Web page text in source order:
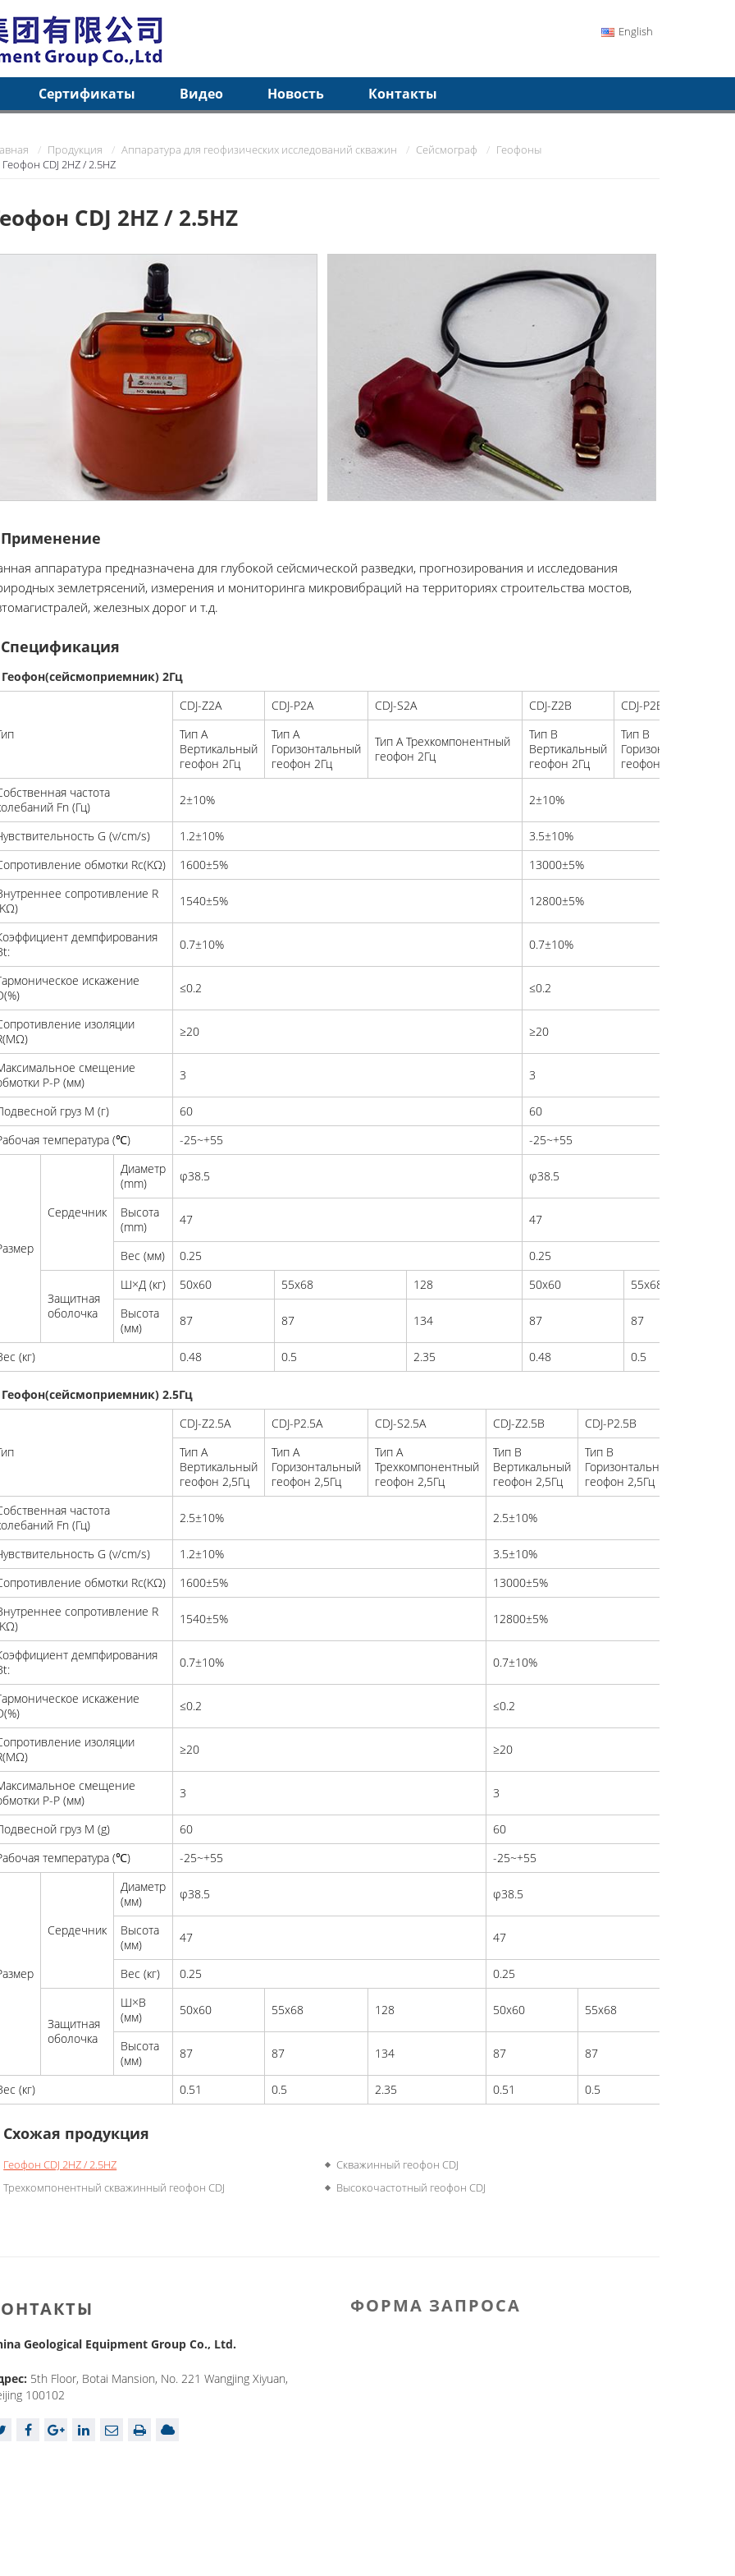
English
Сертификаты Видео Новость Контакты
Продукция Аппаратура для геофизических исследований скважин Сейсмограф
Геофоны
Геофон CDJ 2HZ / 2.5HZ
CDJ 2HZ / 2.5HZ
Применение
аппаратура предназначена для глубокой сейсмической разведки, прогнозирования и исследования
землетрясений, измерения и мониторинга микровибраций на территориях строительства мостов,
железных дорог и т.д.
Спецификация
Геофон(сейсмоприемник) 2Гц
CDJ-Z2A CDJ-P2A CDJ-S2A CDJ-Z2B CDJ-P2B
Тип A
Вертикальный
геофон 2Гц
Тип A
Горизонтальный
геофон 2Гц
Тип A Трехкомпонентный
геофон 2Гц
Тип B
Вертикальный
геофон 2Гц
Тип B
Горизонтальный
геофон 2Гц
частота
Fn (Гц)
2±10% 2±10%
G (v/cm/s) 1.2±10%
3.5±10%
обмотки Rc(KΩ)
1600±5%
13000±5%
сопротивление R
1540±5% 12800±5%
демпфирования
0.7±10% 0.7±10%
искажение
≤0.2 ≤0.2
изоляции
≥20 ≥20
смещение
P-P (мм)
3 3
груз M (г) 60
60
температура (℃)
-25~+55 -25~+55
Сердечник
Диаметр
(mm)
φ38.5 φ38.5
Высота
(mm)
47 47
Вес (мм) 0.25 0.25
Защитная
оболочка
Ш×Д (кг) 50x60 55x68 128 50x60
55x68
Высота
(мм)
87 87 134 87 87
(кг) 0.48 0.5 2.35 0.48 0.5
Геофон(сейсмоприемник) 2.5Гц
CDJ-Z2.5A CDJ-P2.5A CDJ-S2.5A CDJ-Z2.5B CDJ-P2.5B
Тип A
Вертикальный
геофон 2,5Гц
Тип A
Горизонтальный
геофон 2,5Гц
Тип A
Трехкомпонентный
геофон 2,5Гц
Тип B
Вертикальный
геофон 2,5Гц
Тип B
Горизонтальный
геофон 2,5Гц
частота
Fn (Гц)
2.5±10% 2.5±10%
G (v/cm/s) 1.2±10%
3.5±10%
обмотки Rc(KΩ)
1600±5%
13000±5%
сопротивление R
1540±5% 12800±5%
демпфирования
0.7±10% 0.7±10%
искажение
≤0.2 ≤0.2
изоляции
≥20 ≥20
смещение
P-P (мм)
3 3
груз M (g) 60
60
температура (℃)
-25~+55 -25~+55
Сердечник
Диаметр
(мм)
φ38.5 φ38.5
Высота
(мм)
47 47
Вес (кг) 0.25 0.25
Защитная
оболочка
Ш×В
(мм)
50x60 55x68 128 50x60 55x68
Высота
(мм)
87 87 134 87 87
(кг) 0.51 0.5 2.35 0.51 0.5
Схожая продукция
Геофон CDJ 2HZ / 2.5HZ
Скважинный геофон CDJ
Трехкомпонентный скважинный геофон CDJ
Высокочастотный геофон CDJ
ФОРМА ЗАПРОСА
Geological Equipment Group Co., Ltd.
5th Floor, Botai Mansion, No. 221 Wangjing Xiyuan,
100102